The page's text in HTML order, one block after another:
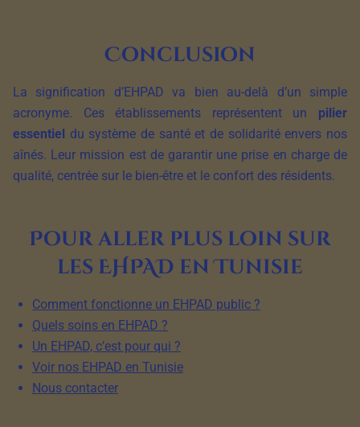
Conclusion
La signification d’EHPAD va bien au-delà d’un simple
acronyme. Ces établissements représentent un pilier
essentiel du système de santé et de solidarité envers nos
aînés. Leur mission est de garantir une prise en charge de
qualité, centrée sur le bien-être et le confort des résidents.
Pour aller plus loin sur
les EHPAD en Tunisie
Comment fonctionne un EHPAD public ?
Quels soins en EHPAD ?
Un EHPAD, c’est pour qui ?
Voir nos EHPAD en Tunisie
Nous contacter